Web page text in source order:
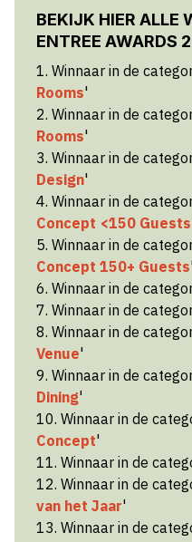
BEKIJK HIER ALLE
ENTREE AWARDS
1. Winnaar in de
Rooms'
2. Winnaar in de
Rooms'
3. Winnaar in de
Design'
4. Winnaar in de
Concept <150 Guests
5. Winnaar in de
Concept 150+ Guests'
6. Winnaar in de
7. Winnaar in de
8. Winnaar in de
Venue'
9. Winnaar in de
Dining'
10. Winnaar in de
Concept'
11. Winnaar in de
12. Winnaar in de
van het Jaar'
13. Winnaar in de